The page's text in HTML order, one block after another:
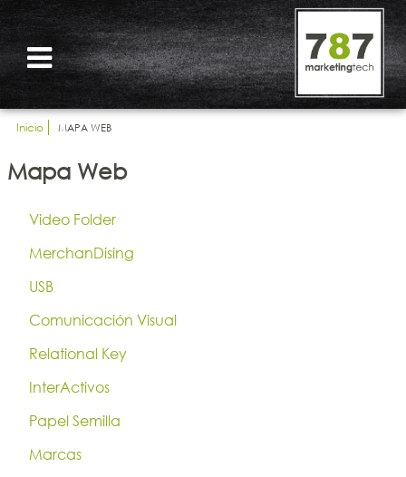
Inicio MAPA WEB
Mapa Web
Video Folder
MerchanDising
USB
Comunicación Visual
Relational Key
InterActivos
Papel Semilla
Marcas